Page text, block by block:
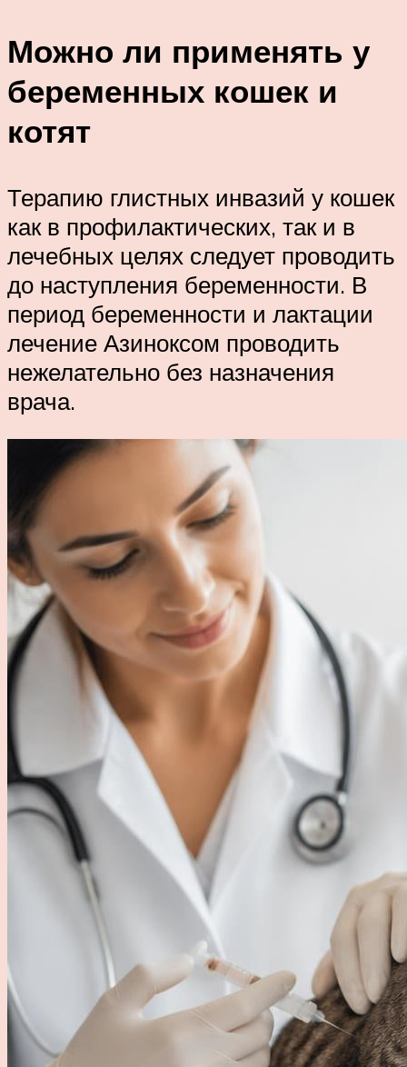
Можно ли применять у
беременных кошек и
котят
Терапию глистных инвазий у кошек
как в профилактических, так и в
лечебных целях следует проводить
до наступления беременности. В
период беременности и лактации
лечение Азиноксом проводить
нежелательно без назначения
врача.